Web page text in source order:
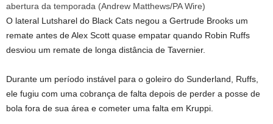
abertura da temporada (Andrew Matthews/PA Wire)
O lateral Lutsharel do Black Cats negou a Gertrude Brooks um
remate antes de Alex Scott quase empatar quando Robin Ruffs
desviou um remate de longa distância de Tavernier.
Durante um período instável para o goleiro do Sunderland, Ruffs,
ele fugiu com uma cobrança de falta depois de perder a posse de
bola fora de sua área e cometer uma falta em Kruppi.